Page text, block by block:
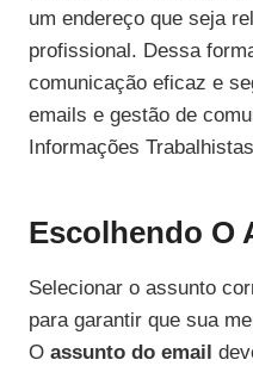
um endereço que seja
profissional. Dessa
comunicação eficaz e
emails e gestão de
Informações
Escolhendo O
Selecionar o assunto
para garantir que sua
O assunto do email